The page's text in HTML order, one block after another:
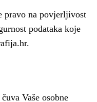
pravo na povjerljivost
podataka koje
Vaše osobne